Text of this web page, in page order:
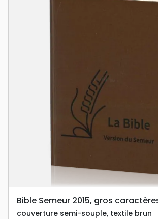
Bible Semeur 2015, gros
couverture semi-souple, textile brun